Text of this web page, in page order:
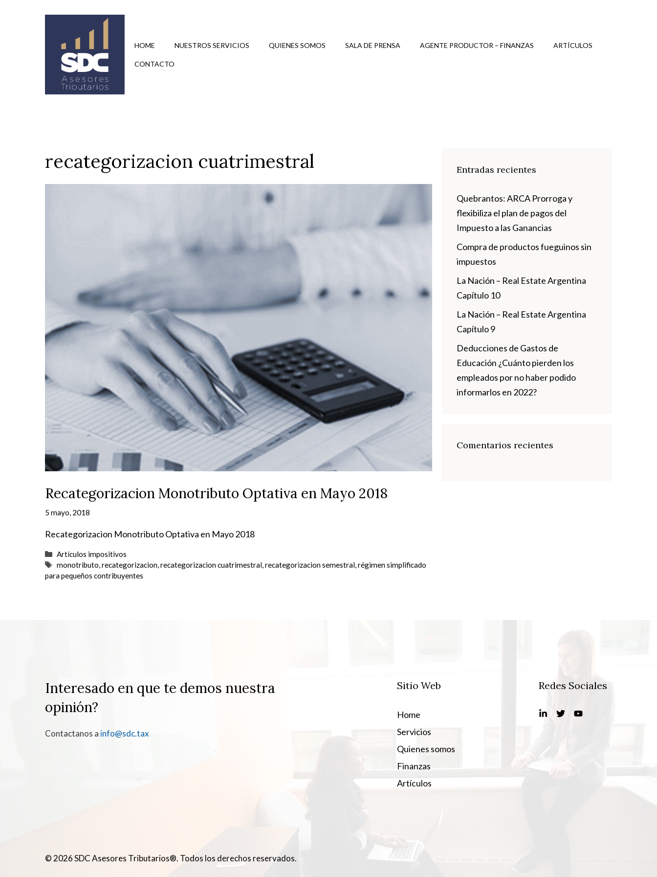
HOME NUESTROS SERVICIOS QUIENES SOMOS SALA DE PRENSA AGENTE PRODUCTOR – FINANZAS ARTÍCULOS
CONTACTO
recategorizacion cuatrimestral
Recategorizacion Monotributo Optativa en Mayo 2018
5 mayo, 2018
Recategorizacion Monotributo Optativa en Mayo 2018
Categorías
Artículos impositivos
Etiquetas
monotributo,recategorizacion,recategorizacion cuatrimestral,recategorizacion semestral,régimen simplificado
para pequeños contribuyentes
Entradas recientes
Quebrantos: ARCA Prorroga y
flexibiliza el plan de pagos del
Impuesto a las Ganancias
Compra de productos fueguinos sin
impuestos
La Nación – Real Estate Argentina
Capítulo 10
La Nación – Real Estate Argentina
Capítulo 9
Deducciones de Gastos de
Educación ¿Cuánto pierden los
empleados por no haber podido
informarlos en 2022?
Comentarios recientes
Interesado en que te demos nuestra
opinión?
Contactanos a info@sdc.tax
Sitio Web
Home
Servicios
Quienes somos
Finanzas
Artículos
Redes Sociales
© 2026 SDC Asesores Tributarios®. Todos los derechos reservados.